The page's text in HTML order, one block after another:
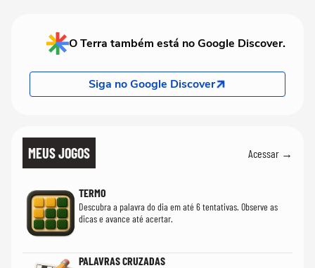
O Terra também está no Google Discover.
Siga no Google Discover
MEUS JOGOS Acessar →
TERMO
Descubra a palavra do dia em até 6 tentativas. Observe as
dicas e avance até acertar.
PALAVRAS CRUZADAS